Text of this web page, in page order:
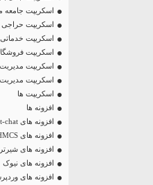
اسکریپت جامعه
اسکریپت حراجی
اسکریپت خدماتی
اسکریپت
اسکریپت مدیریت
اسکریپت
اسکریپت ها
افزونه ها
افزونه های et-chat
افزونه های WHMCS
افزونه های
افزونه های نیوک
افزونه های